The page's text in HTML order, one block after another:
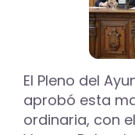
El Pleno del
aprobó esta
ordinaria, con